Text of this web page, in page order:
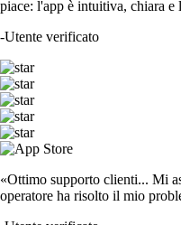
piace: l'app è intuitiva, chiara e
-Utente verificato
«Ottimo supporto clienti... Mi
operatore ha risolto il mio